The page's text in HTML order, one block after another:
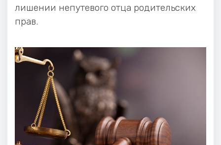
лишении непутевого отца родительских
прав.